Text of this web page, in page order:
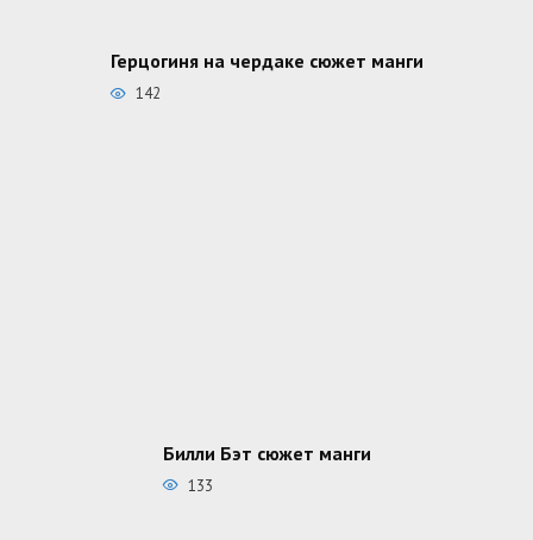
Герцогиня на чердаке сюжет манги
142
Билли Бэт сюжет манги
133